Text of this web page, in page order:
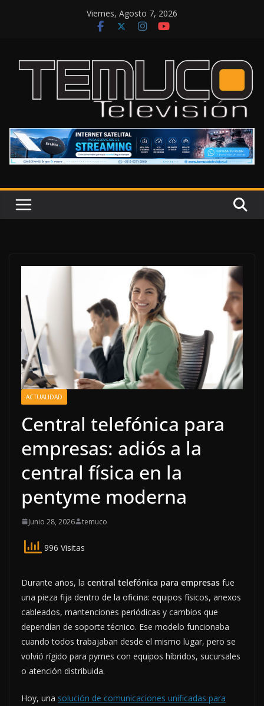
Viernes, Agosto 7, 2026
ACTUALIDAD
Central telefónica para
empresas: adiós a la
central física en la
pentyme moderna
Junio 28, 2026 temuco
996 Visitas
Durante años, la central telefónica para empresas fue
una pieza fija dentro de la oficina: equipos físicos, anexos
cableados, mantenciones periódicas y cambios que
dependían de soporte técnico. Ese modelo funcionaba
cuando todos trabajaban desde el mismo lugar, pero se
volvió rígido para pymes con equipos híbridos, sucursales
o atención distribuida.
Hoy, una solución de comunicaciones unificadas para